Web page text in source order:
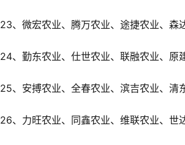
23、微宏农业、腾万农业、途捷农业、森
24、勤东农业、仕世农业、联融农业、原
25、安搏农业、全春农业、滨吉农业、清
26、力旺农业、同鑫农业、维联农业、世